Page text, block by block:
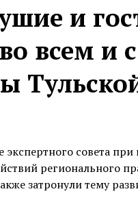
и
всем и
совета
регионального
затронули тему